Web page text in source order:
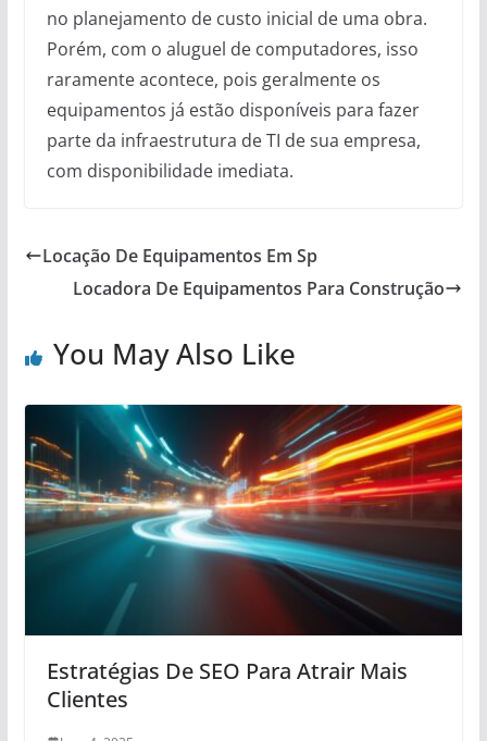
no planejamento de custo inicial de uma obra.
Porém, com o aluguel de computadores, isso
raramente acontece, pois geralmente os
equipamentos já estão disponíveis para fazer
parte da infraestrutura de TI de sua empresa,
com disponibilidade imediata.
Locação De Equipamentos Em Sp
Locadora De Equipamentos Para Construção
You May Also Like
Estratégias De SEO Para Atrair Mais
Clientes